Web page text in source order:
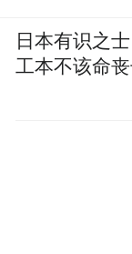
日本有识之
工本不该命